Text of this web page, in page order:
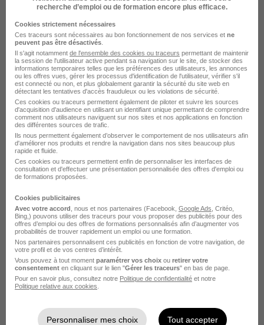
Technicien Diagnostic Automobile H/F
Start People
Dinan - 22 CDI 12,50 € / heure
Voir l’offre
il y a 2 jours
Technicien Diagnostic H/F
Réseau AD
Montélimar - 26 CDI
Voir l’offre
recherche d’emploi ou de formation encore plus efficace.
Cookies strictement nécessaires
Ces traceurs sont nécessaires au bon fonctionnement de nos services et ne
peuvent pas être désactivés
Il s'agit notamment de l'ensemble des cookies ou traceurs permettant de maintenir
la session de l'utilisateur active pendant sa navigation sur le site, de stocker des
informations temporaires telles que les préférences des utilisateurs, les annonces
ou les offres vues, gérer les processus d'identification de l'utilisateur, vérifier s'il
est connecté ou non, et plus globalement garantir la sécurité du site web en
détectant les tentatives d'accès frauduleux ou les violations de sécurité.
Ces cookies ou traceurs permettent également de piloter et suivre les sources
d'acquisition d'audience en utilisant un identifiant unique permettant de comprendre
comment nos utilisateurs naviguent sur nos sites et nos applications en fonction
des différentes sources de trafic.
Ils nous permettent également d’observer le comportement de nos utilisateurs afin
d'améliorer nos produits et rendre la navigation dans nos sites beaucoup plus
rapide et fluide.
Ces cookies ou traceurs permettent enfin de personnaliser les interfaces de
consultation et d'effectuer une présentation personnalisée des offres d'emploi ou
de formations proposées.
Cookies publicitaires
Avec votre accord , nous et nos partenaires (Facebook, Google Ads , Critéo,
Bing,) pouvons utiliser des traceurs pour vous proposer des publicités pour des
offres d’emploi ou des offres de formations personnalisés afin d’augmenter vos
probabilités de trouver rapidement un emploi ou une formation.
Nos partenaires personnalisent ces publicités en fonction de votre navigation, de
votre profil et de vos centres d’intérêt.
Vous pouvez à tout moment paramétrer vos choix ou retirer votre
consentement en cliquant sur le lien "Gérer les traceurs" en bas de page.
Pour en savoir plus, consultez notre Politique de confidentialité et notre
Politique relative aux cookies
Personnaliser mes choix Tout accepter